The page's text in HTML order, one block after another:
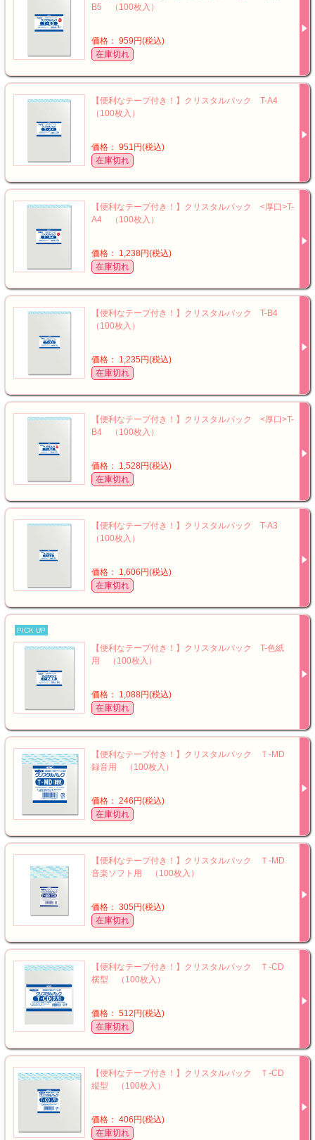
B5 （100枚入）
価格： 959円(税込)
在庫切れ
【便利なテープ付き！】クリスタルパック T-A4
（100枚入）
価格： 951円(税込)
在庫切れ
【便利なテープ付き！】クリスタルパック <厚口>T-
A4 （100枚入）
価格： 1,238円(税込)
在庫切れ
【便利なテープ付き！】クリスタルパック T-B4
（100枚入）
価格： 1,235円(税込)
在庫切れ
【便利なテープ付き！】クリスタルパック <厚口>T-
B4 （100枚入）
価格： 1,528円(税込)
在庫切れ
【便利なテープ付き！】クリスタルパック T-A3
（100枚入）
価格： 1,606円(税込)
在庫切れ
PICK UP
【便利なテープ付き！】クリスタルパック T-色紙
用 （100枚入）
価格： 1,088円(税込)
在庫切れ
【便利なテープ付き！】クリスタルパック Ｔ-MD
録音用 （100枚入）
価格： 246円(税込)
在庫切れ
【便利なテープ付き！】クリスタルパック Ｔ-MD
音楽ソフト用 （100枚入）
価格： 305円(税込)
在庫切れ
【便利なテープ付き！】クリスタルパック Ｔ-CD
横型 （100枚入）
価格： 512円(税込)
在庫切れ
【便利なテープ付き！】クリスタルパック Ｔ-CD
縦型 （100枚入）
価格： 406円(税込)
在庫切れ